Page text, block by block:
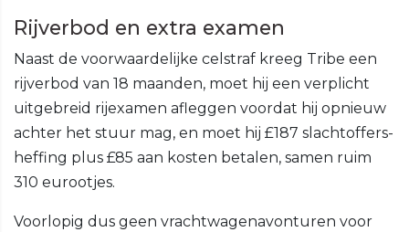
Rijverbod en extra examen
Naast de voorwaardelijke celstraf kreeg Tribe een
rijverbod van 18 maanden, moet hij een verplicht
uitgebreid rijexamen afleggen voordat hij opnieuw
achter het stuur mag, en moet hij £187 slachtoffers-
heffing plus £85 aan kosten betalen, samen ruim
310 eurootjes.
Voorlopig dus geen vrachtwagenavonturen voor